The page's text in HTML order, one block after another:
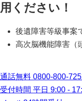
用ください！
後遺障害等級事案
高次脳機能障害（
通話無料 0800-800-
受付時間 平日 9:00 -